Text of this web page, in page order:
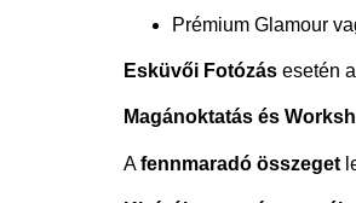
Prémium Glamour
Esküvői Fotózás esetén a
Magánoktatás és
Afennmaradó összeget